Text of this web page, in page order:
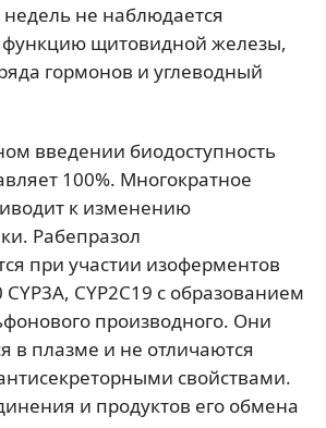
не наблюдается
функцию щитовидной железы,
гормонов и углеводный
введении биодоступность
100%. Многократное
к изменению
Рабепразол
при участии изоферментов
CYP2C19 с образованием
производного. Они
в плазме и не отличаются
свойствами.
и продуктов его обмена